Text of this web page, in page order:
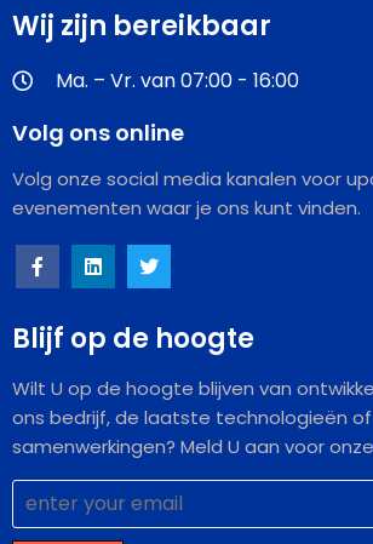
Wij zijn bereikbaar
Ma. – Vr. van 07:00 - 16:00
Volg ons online
Volg onze social media kanalen voor
evenementen waar je ons kunt vinden.
Blijf op de hoogte
Wilt U op de hoogte blijven van
ons bedrijf, de laatste technologieën
samenwerkingen? Meld U aan voor